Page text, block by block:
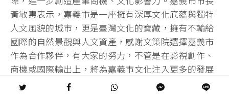
黃敏惠表示，嘉義市是一座擁有深厚文化底蘊與獨特
人文風貌的城市，更是臺灣文化的寶藏，擁有不輸給
國際的自然景觀與人文資產，感謝文策院選擇嘉義市
作為合作夥伴，有大家的努力，不管是在影視創作、
商機或國際輸出上，將為嘉義市文化注入更多的發展
動能。